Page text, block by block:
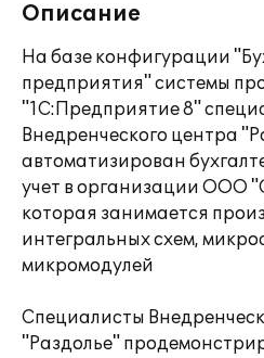
Описание
На базе конфигурации
предприятия" системы
"1С:Предприятие 8"
Внедренческого центра
автоматизирован
учет в организации ООО
которая занимается
интегральных схем,
микромодулей
Специалисты
"Раздолье"